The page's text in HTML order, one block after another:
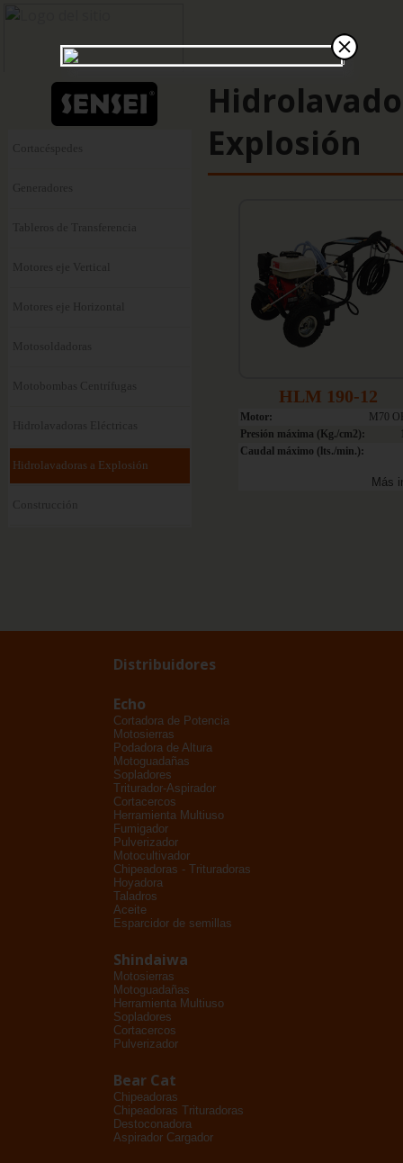
Cortacéspedes
Generadores
Tableros de Transferencia
Motores eje Vertical
Motores eje Horizontal
Motosoldadoras
Motobombas Centrífugas
Hidrolavadoras Eléctricas
Hidrolavadoras a Explosión
Construcción
Explosión
HLM 190-12
Motor:
M70
Presión máxima (Kg./cm2):
Caudal máximo (lts./min.):
Más
Distribuidores
Echo
Cortadora de Potencia
Motosierras
Podadora de Altura
Motoguadañas
Sopladores
Triturador-Aspirador
Cortacercos
Herramienta Multiuso
Fumigador
Pulverizador
Motocultivador
Chipeadoras - Trituradoras
Hoyadora
Taladros
Aceite
Esparcidor de semillas
Shindaiwa
Motosierras
Motoguadañas
Herramienta Multiuso
Sopladores
Cortacercos
Pulverizador
Bear Cat
Chipeadoras
Chipeadoras Trituradoras
Destoconadora
Aspirador Cargador